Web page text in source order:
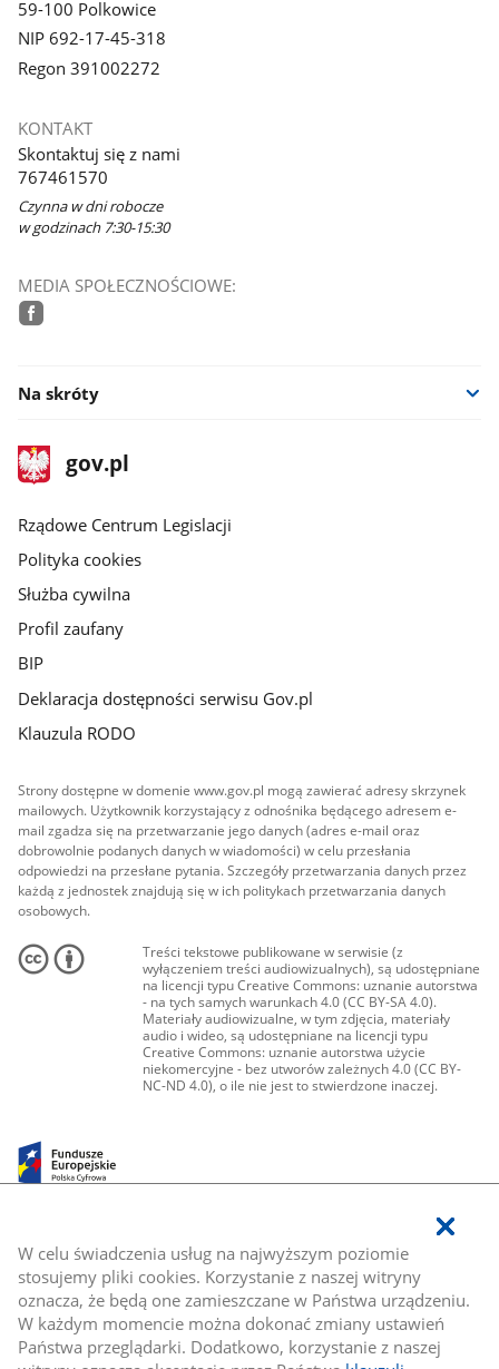
W celu świadczenia usług na najwyższym poziomie
stosujemy pliki cookies. Korzystanie z naszej witryny
oznacza, że będą one zamieszczane w Państwa urządzeniu.
W każdym momencie można dokonać zmiany ustawień
Państwa przeglądarki. Dodatkowo, korzystanie z naszej
59-100 Polkowice
NIP 692-17-45-318
Regon 391002272
KONTAKT
Skontaktuj się z nami
767461570
Czynna w dni robocze
w godzinach 7:30-15:30
MEDIA SPOŁECZNOŚCIOWE:
Na skróty
stopka
gov.plStrona
gov.pl
Rządowe Centrum Legislacji
Polityka cookies
Służba cywilna
Profil zaufany
BIP
Deklaracja dostępności serwisu Gov.pl
Klauzula RODO
Strony dostępne w domenie www.gov.pl mogą zawierać adresy skrzynek
mailowych. Użytkownik korzystający z odnośnika będącego adresem e-
mail zgadza się na przetwarzanie jego danych (adres e-mail oraz
dobrowolnie podanych danych w wiadomości) w celu przesłania
odpowiedzi na przesłane pytania. Szczegóły przetwarzania danych przez
każdą z jednostek znajdują się w ich politykach przetwarzania danych
osobowych.
Treści tekstowe publikowane w serwisie (z
wyłączeniem treści audiowizualnych), są udostępniane
na licencji typu Creative Commons: uznanie autorstwa
- na tych samych warunkach 4.0 (CC BY-SA 4.0).
Materiały audiowizualne, w tym zdjęcia, materiały
audio i wideo, są udostępniane na licencji typu
Creative Commons: uznanie autorstwa użycie
niekomercyjne - bez utworów zależnych 4.0 (CC BY-
NC-ND 4.0), o ile nie jest to stwierdzone inaczej.